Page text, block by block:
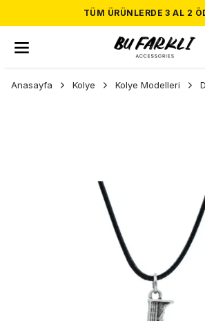
TÜM ÜRÜNLERDE 3 AL 2
Anasayfa Kolye Kolye Modelleri